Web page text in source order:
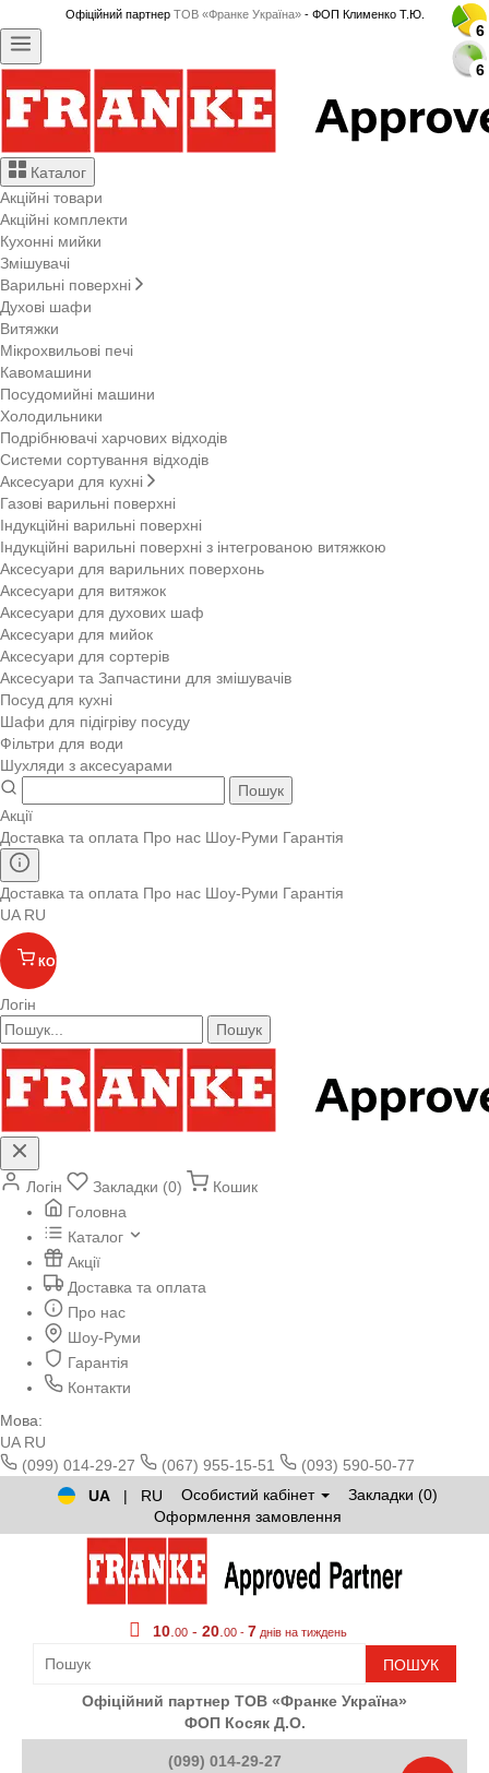
Офіційний партнер ТОВ «Франке Україна»- ФОП Клименко Т.Ю.
Каталог
Акційні товари
Акційні комплекти
Кухонні мийки
Змішувачі
Варильні поверхні
Духові шафи
Витяжки
Мікрохвильові печі
Кавомашини
Посудомийні машини
Холодильники
Подрібнювачі харчових відходів
Системи сортування відходів
Аксесуари для кухні
Газові варильні поверхні
Індукційні варильні поверхні
Індукційні варильні поверхні з інтегрованою витяжкою
Аксесуари для варильних поверхонь
Аксесуари для витяжок
Аксесуари для духових шаф
Аксесуари для мийок
Аксесуари для сортерів
Аксесуари та Запчастини для змішувачів
Посуд для кухні
Шафи для підігріву посуду
Фільтри для води
Шухляди з аксесуарами
Пошук
Акції
Доставка та оплата Про нас Шоу-Руми Гарантія
Доставка та оплата Про нас Шоу-Руми Гарантія
UA RU
КОШИК
Логін
Пошук
Логін Закладки (0)
Кошик
Головна
Каталог
Акції
Доставка та оплата
Про нас
Шоу-Руми
Гарантія
Контакти
Мова:
UA RU
(099) 014-29-27
(067) 955-15-51
(093) 590-50-77
UA
| RU Особистий кабінет
Закладки (0)
Оформлення замовлення
10 00 - 20 00 - 7 днів на тиждень
ПОШУК
Офіційний партнер ТОВ «Франке Україна»
ФОП Косяк Д.О.
(099) 014-29-27
6
6
6
6
6
6
6
6
6
6
6
6
6
6
6
6
6
6
6
6
6
6
6
6
6
6
6
6